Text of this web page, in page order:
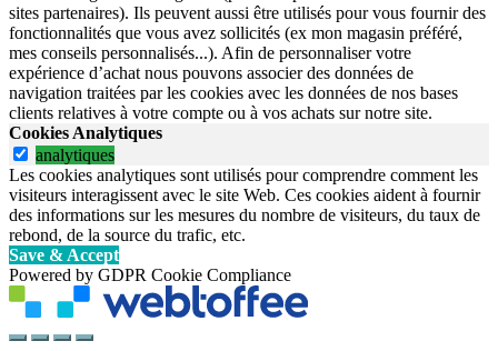
sites partenaires). Ils peuvent aussi être utilisés pour vous fournir des
fonctionnalités que vous avez sollicités (ex mon magasin préféré,
mes conseils personnalisés...). Afin de personnaliser votre
expérience d’achat nous pouvons associer des données de
navigation traitées par les cookies avec les données de nos bases
clients relatives à votre compte ou à vos achats sur notre site.
Cookies Analytiques
analytiques
Les cookies analytiques sont utilisés pour comprendre comment les
visiteurs interagissent avec le site Web. Ces cookies aident à fournir
des informations sur les mesures du nombre de visiteurs, du taux de
rebond, de la source du trafic, etc.
Save & Accept
Powered by GDPR Cookie Compliance